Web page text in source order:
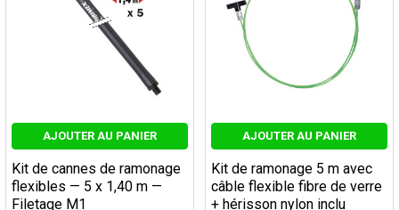
AJOUTER AU PANIER
Kit de cannes de ramonage
flexibles — 5 x 1,40 m —
Filetage M1
AJOUTER AU PANIER
Kit de ramonage 5 m avec
câble flexible fibre de verre
+ hérisson nylon inclu